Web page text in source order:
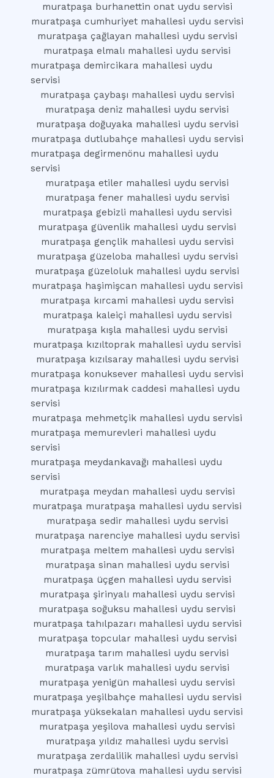
muratpaşa burhanettin onat uydu servisi
muratpaşa cumhuriyet mahallesi uydu servisi
muratpaşa çağlayan mahallesi uydu servisi
muratpaşa elmalı mahallesi uydu servisi
muratpaşa demircikara mahallesi uydu
servisi
muratpaşa çaybaşı mahallesi uydu servisi
muratpaşa deniz mahallesi uydu servisi
muratpaşa doğuyaka mahallesi uydu servisi
muratpaşa dutlubahçe mahallesi uydu servisi
muratpaşa degirmenönu mahallesi uydu
servisi
muratpaşa etiler mahallesi uydu servisi
muratpaşa fener mahallesi uydu servisi
muratpaşa gebizli mahallesi uydu servisi
muratpaşa güvenlik mahallesi uydu servisi
muratpaşa gençlik mahallesi uydu servisi
muratpaşa güzeloba mahallesi uydu servisi
muratpaşa güzeloluk mahallesi uydu servisi
muratpaşa haşimişcan mahallesi uydu servisi
muratpaşa kırcami mahallesi uydu servisi
muratpaşa kaleiçi mahallesi uydu servisi
muratpaşa kışla mahallesi uydu servisi
muratpaşa kızıltoprak mahallesi uydu servisi
muratpaşa kızılsaray mahallesi uydu servisi
muratpaşa konuksever mahallesi uydu servisi
muratpaşa kızılırmak caddesi mahallesi uydu
servisi
muratpaşa mehmetçik mahallesi uydu servisi
muratpaşa memurevleri mahallesi uydu
servisi
muratpaşa meydankavağı mahallesi uydu
servisi
muratpaşa meydan mahallesi uydu servisi
muratpaşa muratpaşa mahallesi uydu servisi
muratpaşa sedir mahallesi uydu servisi
muratpaşa narenciye mahallesi uydu servisi
muratpaşa meltem mahallesi uydu servisi
muratpaşa sinan mahallesi uydu servisi
muratpaşa üçgen mahallesi uydu servisi
muratpaşa şirinyalı mahallesi uydu servisi
muratpaşa soğuksu mahallesi uydu servisi
muratpaşa tahılpazarı mahallesi uydu servisi
muratpaşa topcular mahallesi uydu servisi
muratpaşa tarım mahallesi uydu servisi
muratpaşa varlık mahallesi uydu servisi
muratpaşa yenigün mahallesi uydu servisi
muratpaşa yeşilbahçe mahallesi uydu servisi
muratpaşa yüksekalan mahallesi uydu servisi
muratpaşa yeşilova mahallesi uydu servisi
muratpaşa yıldız mahallesi uydu servisi
muratpaşa zerdalilik mahallesi uydu servisi
muratpaşa zümrütova mahallesi uydu servisi